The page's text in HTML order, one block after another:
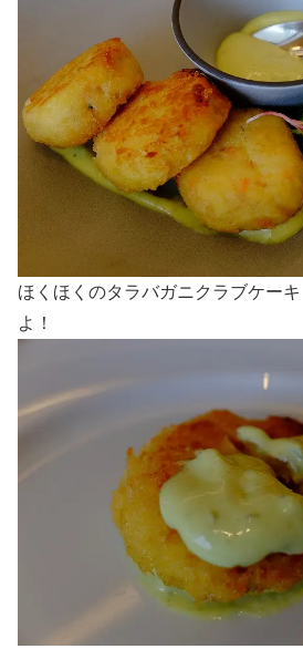
ほくほくのタラバガニクラブケー
よ！